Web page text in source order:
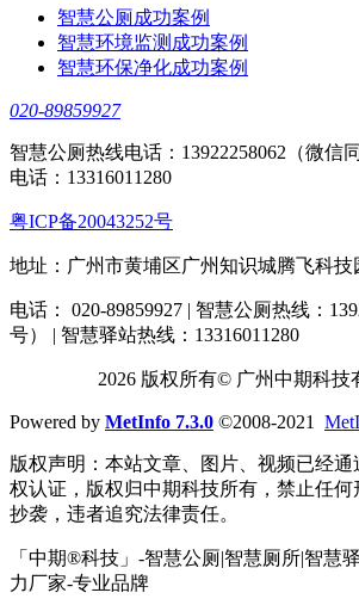
智慧公厕成功案例
智慧环境监测成功案例
智慧环保净化成功案例
020-89859927
智慧公厕热线电话：13922258062（微信
电话：13316011280
粤ICP备20043252号
地址：广州市黄埔区广州知识城腾飞科技
电话： 020-89859927 | 智慧公厕热线：
号） | 智慧驿站热线：13316011280
2026 版权所有© 广州中期科技
Powered by MetInfo 7.3.0 ©2008-2021
版权声明：本站文章、图片、视频已经通
权认证，版权归中期科技所有，禁止任何
抄袭，违者追究法律责任。
「中期®科技」-智慧公厕|智慧厕所|智慧
力厂家-专业品牌